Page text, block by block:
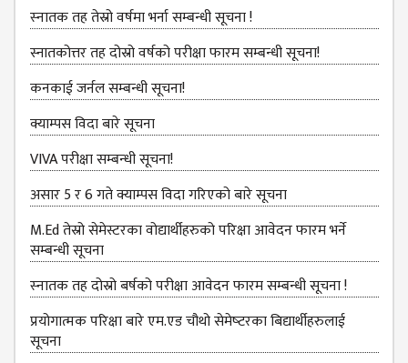
REPORTS &
PUBLICATION
AUDIT
REPORT
ANNUAL
REPORT
TRACER
STUDY
REPORT
JOURNAL &
BROCHURE
PROSPECTUS
स्‍नातक तह तेस्रो वर्षमा भर्ना सम्बन्धी सूचना !
स्नातकोत्तर तह दोस्रो वर्षको परीक्षा फारम सम्बन्धी सूचना!
कनकाई जर्नल सम्बन्धी सूचना!
क्याम्पस विदा बारे सूचना
VIVA परीक्षा सम्बन्‍धी सूचना!
असार 5 र 6 गते क्याम्पस विदा गरिएको बारे सूचना
M.Ed तेस्रो सेमेस्टरका वोद्यार्थीहरुको परिक्षा आवेदन फारम भर्ने
सम्बन्धी सूचना
स्‍नातक तह दोस्रो बर्षको परीक्षा आवेदन फारम सम्बन्धी सूचना !
प्रयोगात्मक परिक्षा बारे एम.एड चौथो सेमेष्‍टरका बिद्यार्थीहरुलाई
सूचना